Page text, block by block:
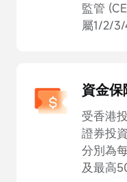
監管
屬1/2/
資金保
受香港
證券投
分別為
及最高